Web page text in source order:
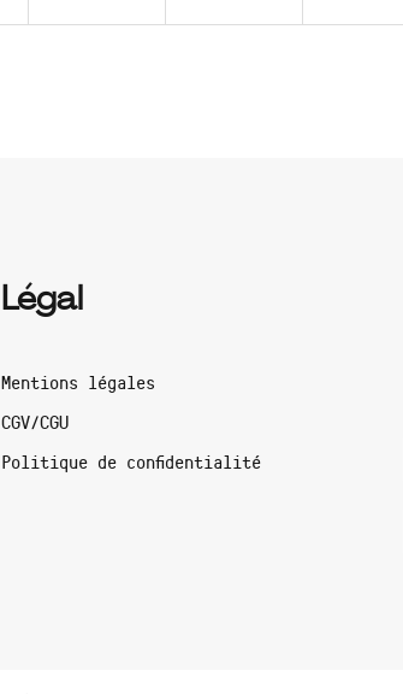
Légal
Mentions légales
CGV/CGU
Politique de confidentialité